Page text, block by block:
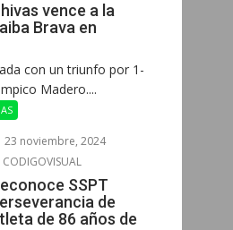
vence a la
Brava en
con un triunfo por 1-
Madero....
23 noviembre, 2024
CODIGOVISUAL
SSPT
de
de 86 años de